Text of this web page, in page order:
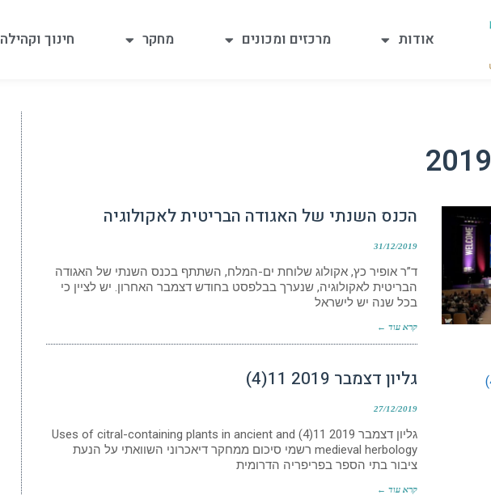
אודות מרכזים ומכונים מחקר חינוך וקהילה
2019
הכנס השנתי של האגודה הבריטית לאקולוגיה
31/12/2019
ד”ר אופיר כץ, אקולוג שלוחת ים-המלח, השתתף בכנס השנתי של האגודה
הבריטית לאקולוגיה, שנערך בבלפסט בחודש דצמבר האחרון. יש לציין כי
בכל שנה יש לישראל
קרא עוד ←
גליון דצמבר 2019 11(4)
27/12/2019
גליון דצמבר 2019 11(4) Uses of citral-containing plants in ancient and
medieval herbology רשמי סיכום ממחקר דיאכרוני השוואתי על הנעת
ציבור בתי הספר בפריפריה הדרומית
קרא עוד ←